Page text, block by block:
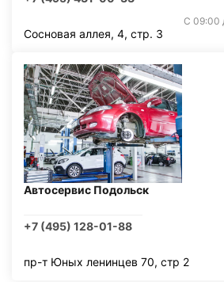
С 09:00
Сосновая аллея, 4, стр. 3
Автосервис Подольск
+7 (495) 128-01-88
пр-т Юных ленинцев 70, стр 2